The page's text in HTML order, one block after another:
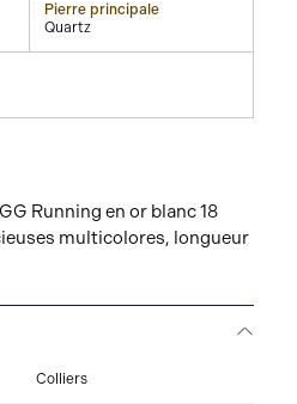
Pierre principale
Quartz
Running en or blanc 18
multicolores, longueur
Colliers